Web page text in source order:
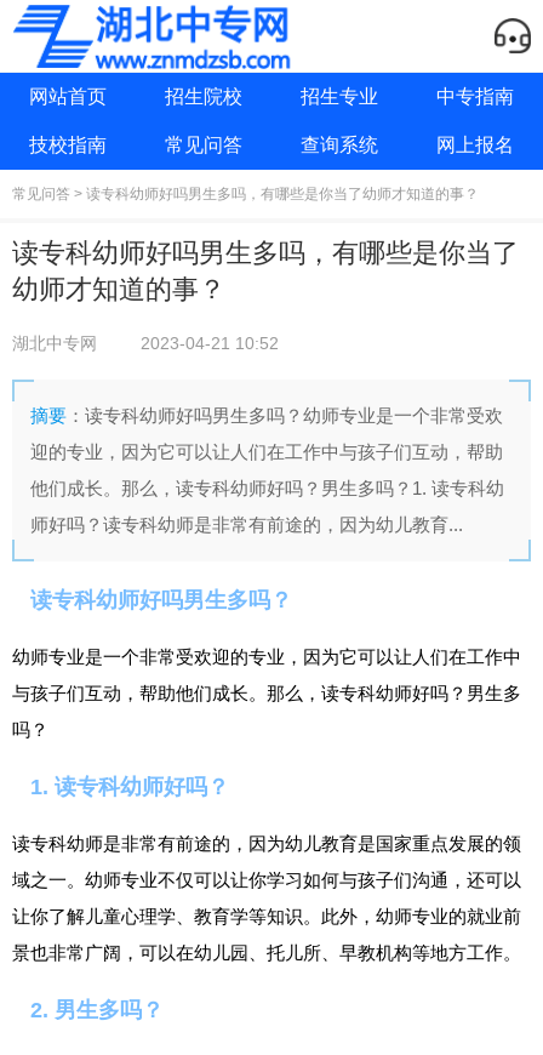
网站首页 招生院校 招生专业 中专指南
技校指南 常见问答 查询系统 网上报名
常见问答 > 读专科幼师好吗男生多吗，有哪些是你当了幼师才知道的事？
读专科幼师好吗男生多吗，有哪些是你当了
幼师才知道的事？
湖北中专网 2023-04-21 10:52
摘要 ：读专科幼师好吗男生多吗？幼师专业是一个非常受欢
迎的专业，因为它可以让人们在工作中与孩子们互动，帮助
他们成长。那么，读专科幼师好吗？男生多吗？1. 读专科幼
师好吗？读专科幼师是非常有前途的，因为幼儿教育...
读专科幼师好吗男生多吗？
幼师专业是一个非常受欢迎的专业，因为它可以让人们在工作中
与孩子们互动，帮助他们成长。那么，读专科幼师好吗？男生多
吗？
1. 读专科幼师好吗？
读专科幼师是非常有前途的，因为幼儿教育是国家重点发展的领
域之一。幼师专业不仅可以让你学习如何与孩子们沟通，还可以
让你了解儿童心理学、教育学等知识。此外，幼师专业的就业前
景也非常广阔，可以在幼儿园、托儿所、早教机构等地方工作。
2. 男生多吗？